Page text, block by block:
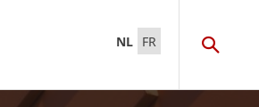
NL FR